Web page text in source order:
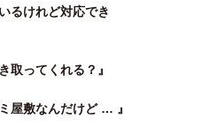
るけれど対応でき
取ってくれる？』
屋敷なんだけど … 』